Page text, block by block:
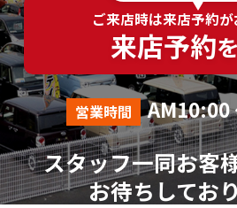
ご来店時は来店予約が
来店予約
営業時間 AM10:00
スタッフ一同お客
お待ちしてお